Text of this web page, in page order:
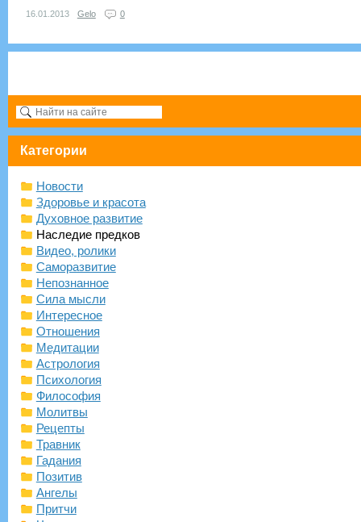
16.01.2013 Gelo 0
Категории
Новости
Здоровье и красота
Духовное развитие
Наследие предков
Видео, ролики
Саморазвитие
Непознанное
Сила мысли
Интересное
Отношения
Медитации
Астрология
Психология
Философия
Молитвы
Рецепты
Травник
Гадания
Позитив
Ангелы
Притчи